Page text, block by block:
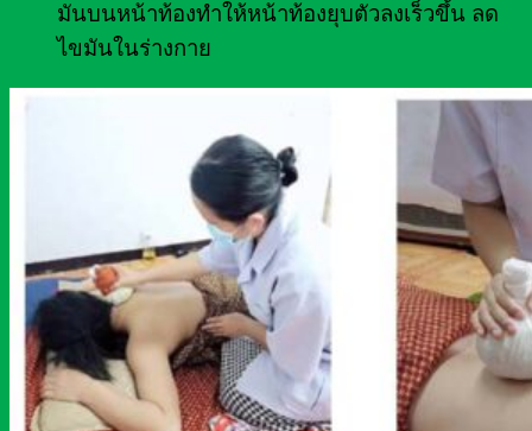
มันบนหน้าท้องทำให้หน้าท้องยุบตัวลงเร็วขึ้น ลด
ไขมันในร่างกาย